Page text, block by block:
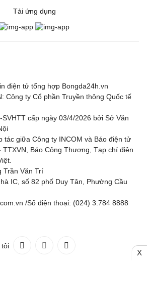
Tải ứng dụng
điện tử tổng hợp Bongda24h.vn
Công ty Cổ phần Truyền thông Quốc tế
cấp ngày 03/4/2026 bởi Sở Văn
tác giữa Công ty INCOM và Báo điện tử
TTXVN, Báo Công Thương, Tạp chí điện
Trần Văn Trí
IC, số 82 phố Duy Tân, Phường Cầu
/Số điện thoại: (024) 3.784 8888
tôi
X